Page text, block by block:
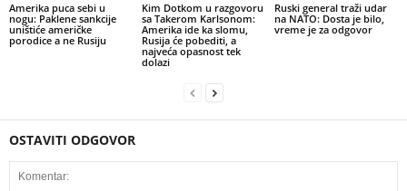
Amerika puca sebi u
nogu: Paklene sankcije
uništiće američke
porodice a ne Rusiju
Kim Dotkom u razgovoru
sa Takerom Karlsonom:
Amerika ide ka slomu,
Rusija će pobediti, a
najveća opasnost tek
dolazi
Ruski general traži udar
na NATO: Dosta je bilo,
vreme je za odgovor
OSTAVITI ODGOVOR